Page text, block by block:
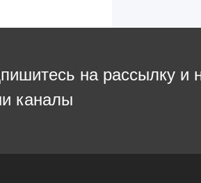
на рассылку и
каналы